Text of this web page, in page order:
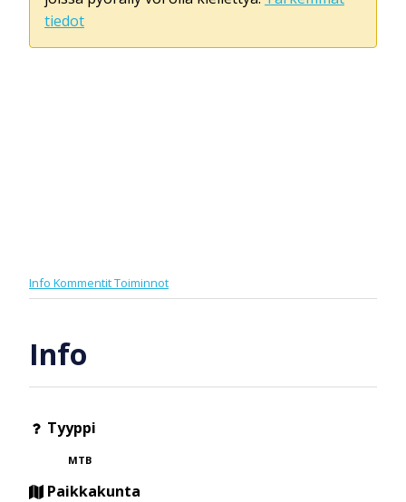
tiedot
Info KommentitToiminnot
Info
Tyyppi
MTB
Paikkakunta